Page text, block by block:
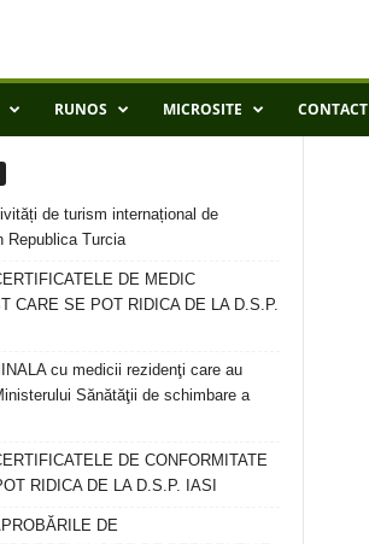
RUNOS MICROSITE CONTACT
de turism internațional de
Republica Turcia
DE MEDIC
CARE SE POT RIDICA DE LA D.S.P.
cu medicii rezidenţi care au
Sănătăţii de schimbare a
DE CONFORMITATE
RIDICA DE LA D.S.P. IASI
DE